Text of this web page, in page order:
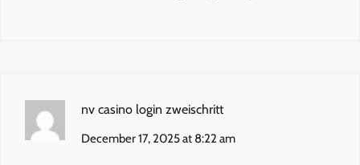
nv casino login zweischritt
December 17, 2025 at 8:22 am